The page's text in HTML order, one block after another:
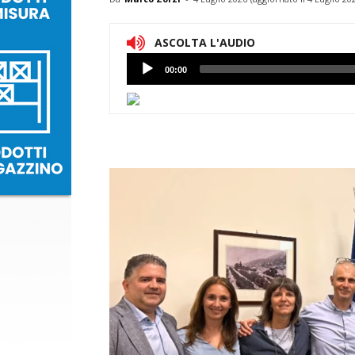
ASCOLTA L'AUDIO
Lettore
Audio
00:00